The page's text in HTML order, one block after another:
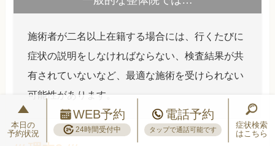
施術者が二名以上在籍する場合には、行くたびに
症状の説明をしなければならない、検査結果が共
有されていないなど、最適な施術を受けられない
可能性があります。
本日の
予約状況
WEB予約
24時間受付中
電話予約
タップで通話可能です
症状検索
はこちら